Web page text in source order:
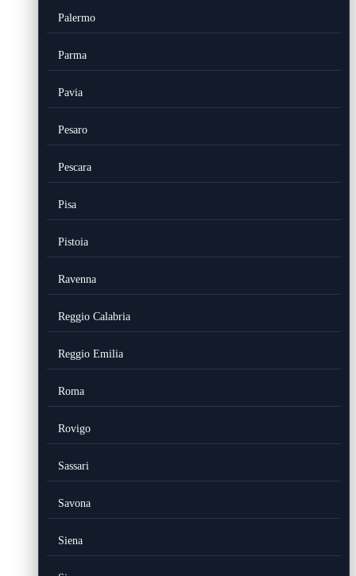
Palermo
Parma
Pavia
Pesaro
Pescara
Pisa
Pistoia
Ravenna
Reggio Calabria
Reggio Emilia
Roma
Rovigo
Sassari
Savona
Siena